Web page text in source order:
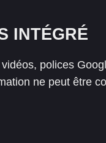
INTÉGRÉ
polices
ne peut être